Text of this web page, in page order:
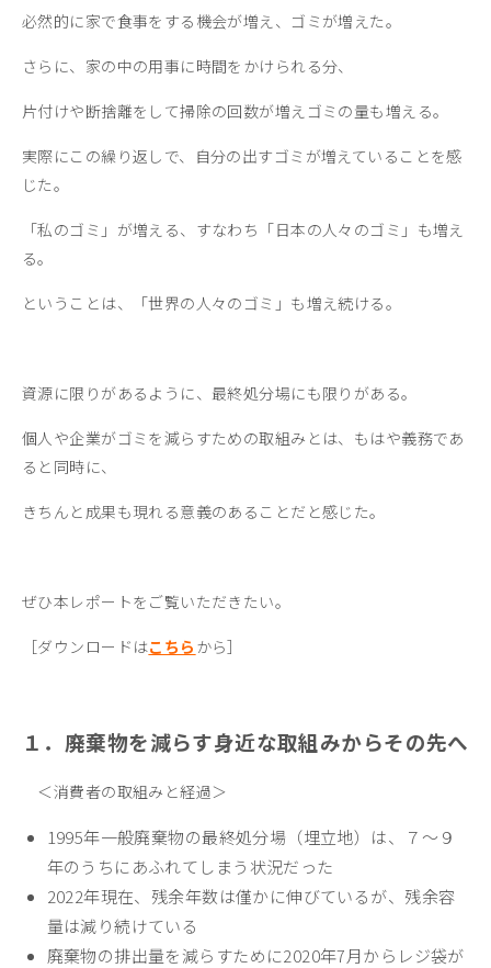
必然的に家で食事をする機会が増え、ゴミが増えた。
さらに、家の中の用事に時間をかけられる分、
片付けや断捨離をして掃除の回数が増えゴミの量も増える。
実際にこの繰り返しで、自分の出すゴミが増えていることを感
じた。
「私のゴミ」が増える、すなわち「日本の人々のゴミ」も増え
る。
ということは、「世界の人々のゴミ」も増え続ける。
資源に限りがあるように、最終処分場にも限りがある。
個人や企業がゴミを減らすための取組みとは、もはや義務であ
ると同時に、
きちんと成果も現れる意義のあることだと感じた。
ぜひ本レポートをご覧いただきたい。
［ダウンロードはこちら から］
１．廃棄物を減らす身近な取組みからその先へ
＜消費者の取組みと経過＞
1995年一般廃棄物の最終処分場（埋立地）は、７～９
年のうちにあふれてしまう状況だった
2022年現在、残余年数は僅かに伸びているが、残余容
量は減り続けている
廃棄物の排出量を減らすために2020年7月からレジ袋が